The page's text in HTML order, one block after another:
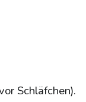
Schläfchen).